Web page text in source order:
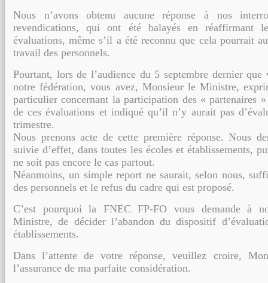
Nous n’avons obtenu aucune réponse à nos
revendications, qui ont été balayésen réaffirmant
évaluations, même s’il a été reconnu que cela pourrait
travail des personnels.
Pourtant, lors de l’audience du 5 septembre dernier que
notre fédération, vous avez, Monsieur le Ministre,
particulier concernant la participation des « partenaires »
de ces évaluations et indiqué qu’il n’y aurait pas
trimestre.
Nous prenons acte de cette première réponse. Nous
suivie d’effet, dans toutes lesécoles et établissements,
ne soit pas encore le cas partout.
Néanmoins, un simple report ne saurait, selon nous,
des personnels et le refus du cadre qui est proposé.
C’est pourquoi la FNEC FP-FO vous demande à
Ministre, de décider l’abandon dudispositif
établissements.
Dans l’attente de votre réponse, veuillez croire,
l’assurance de ma parfaite considération.